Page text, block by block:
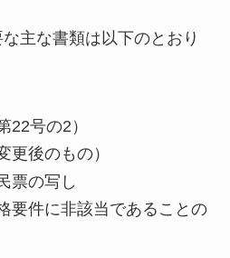
主な書類は以下のとおり
22号の2）
更後のもの）
票の写し
要件に非該当であることの